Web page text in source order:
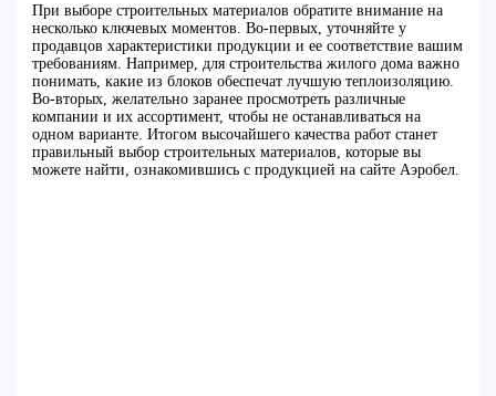
При выборе строительных материалов обратите внимание на
несколько ключевых моментов. Во-первых, уточняйте у
продавцов характеристики продукции и ее соответствие вашим
требованиям. Например, для строительства жилого дома важно
понимать, какие из блоков обеспечат лучшую теплоизоляцию.
Во-вторых, желательно заранее просмотреть различные
компании и их ассортимент, чтобы не останавливаться на
одном варианте. Итогом высочайшего качества работ станет
правильный выбор строительных материалов, которые вы
можете найти, ознакомившись с продукцией на сайте Аэробел.